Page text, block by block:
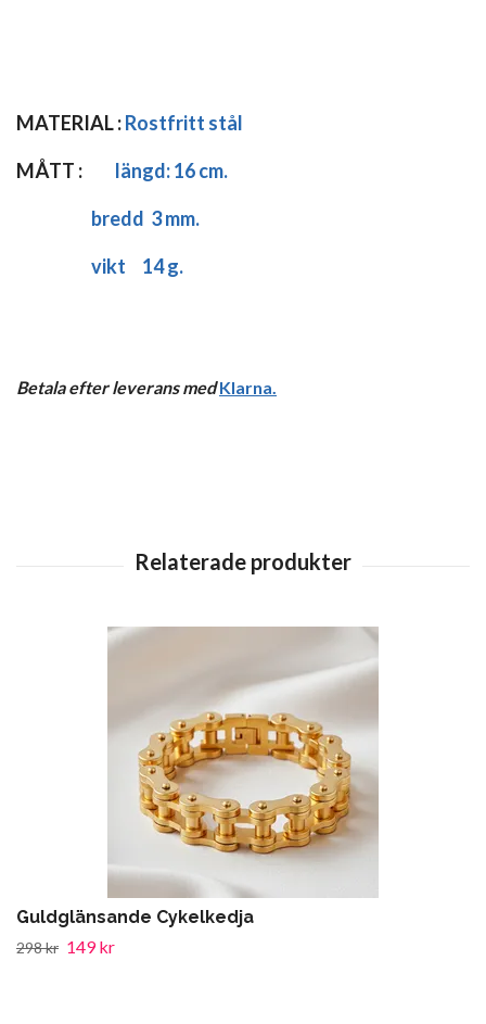
MATERIAL :Rostfritt stål
MÅTT : längd:16 cm.
bredd 3 mm.
vikt 14 g.
Betala efter leverans med Klarna.
Guldglänsande Cykelkedja
298 kr 149 kr